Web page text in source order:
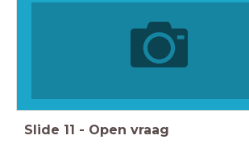
Slide 11 - Open vraag